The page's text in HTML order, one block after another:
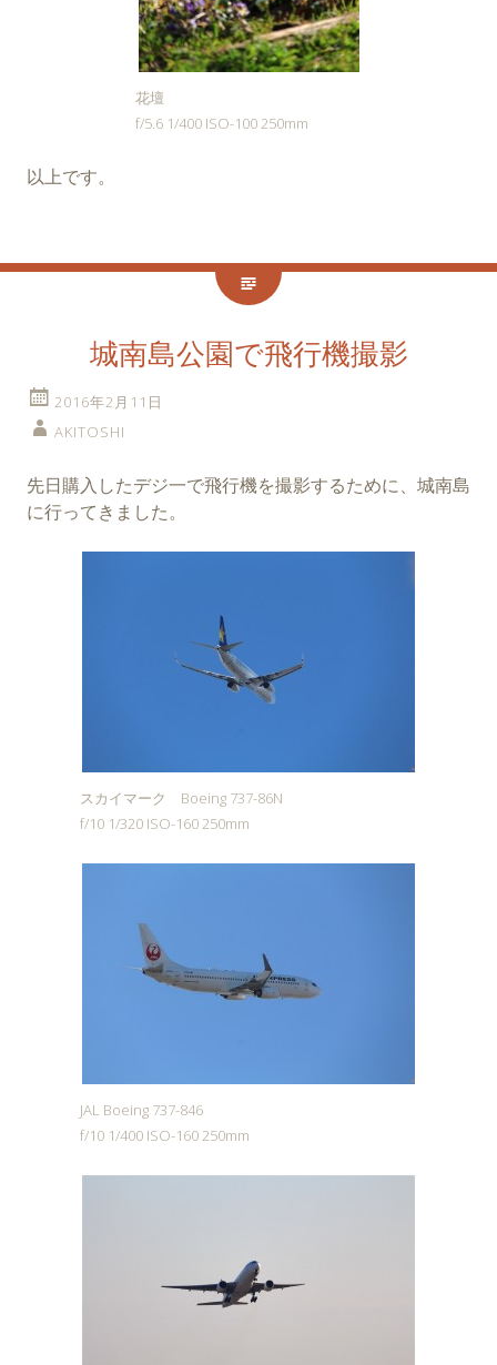
花壇
f/5.6 1/400 ISO-100 250mm
以上です。
城南島公園で飛行機撮影
2016年2月11日
AKITOSHI
先日購入したデジ一で飛行機を撮影するために、城南島
に行ってきました。
スカイマーク Boeing 737-86N
f/10 1/320 ISO-160 250mm
JAL Boeing 737-846
f/10 1/400 ISO-160 250mm